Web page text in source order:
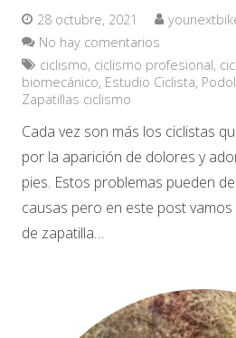
28 octubre, 2021
No hay comentarios
ciclismo, ciclismo profesional,
biomecánico, Estudio Ciclista,
Zapatillas ciclismo
Cada vez son más los ciclistas
por la aparición de dolores y
pies. Estos problemas pueden
causas pero en este post
de zapatilla…